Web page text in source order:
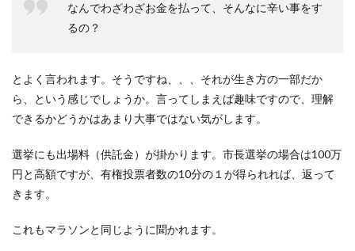
なんでわざわざお金を払って、そんなに辛い事をす
るの？
とよく言われます。そうですね、、、それが生き方の一部だか
ら、という感じでしょうか。言ってしまえば趣味ですので、理解
できるかどうかはあまり大事ではない気がします。
選挙にも出場料（供託金）が掛かります。市長選挙の場合は100万
円と高額ですが、有権投票者数の10分の１が得られれば、返って
きます。
これもマラソンと同じように聞かれます。